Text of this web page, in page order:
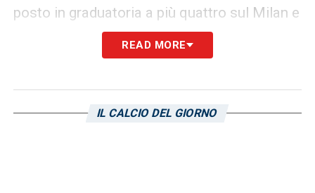
posto in graduatoria a più quattro sul Milan e
con la partita contro la Roma da recuperare.
Numeri da capogiro, ai quali si aggiunge la
fra le pretendenti ad un posto in Europa. Sa
READ MORE
IL CALCIO DEL GIORNO